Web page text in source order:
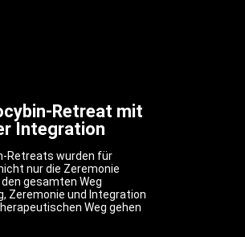
Retreat mit
Integration
Retreats wurden für
nur die Zeremonie
gesamten Weg
Zeremonie und Integration
Weg gehen